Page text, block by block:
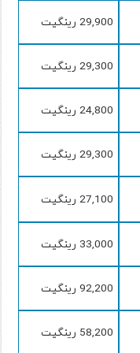
29,900 رینگیت
29,300 رینگیت
24,800 رینگیت
29,300 رینگیت
27,100 رینگیت
33,000 رینگیت
92,200 رینگیت
58,200 رینگیت